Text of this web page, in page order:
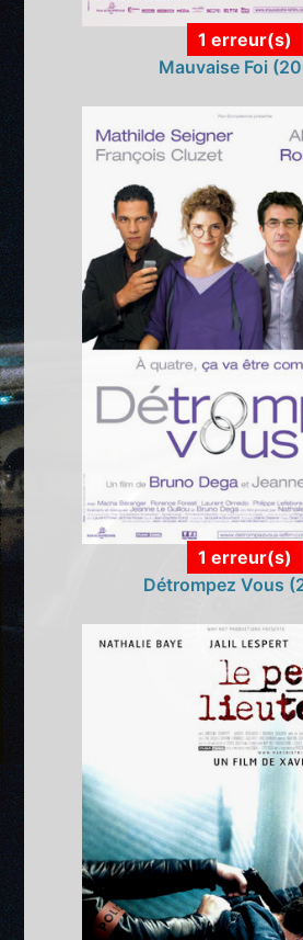
1 erreur(s)
Mauvaise Foi
1 erreur(s)
Détrompez Vous